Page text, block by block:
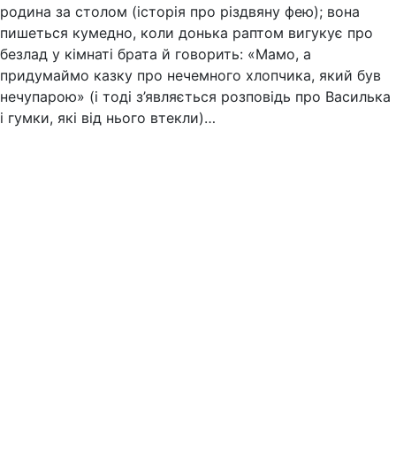
родина за столом (історія про різдвяну фею); вона
пишеться кумедно, коли донька раптом вигукує про
безлад у кімнаті брата й говорить: «Мамо, а
придумаймо казку про нечемного хлопчика, який був
нечупарою» (і тоді з’являється розповідь про Василька
і гумки, які від нього втекли)…